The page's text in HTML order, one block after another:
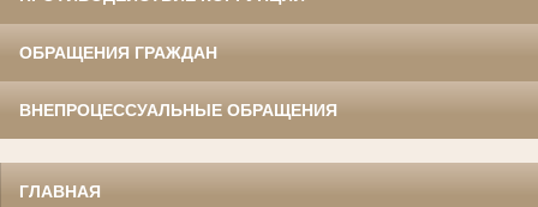
ОБРАЩЕНИЯ ГРАЖДАН
ВНЕПРОЦЕССУАЛЬНЫЕ ОБРАЩЕНИЯ
ГЛАВНАЯ